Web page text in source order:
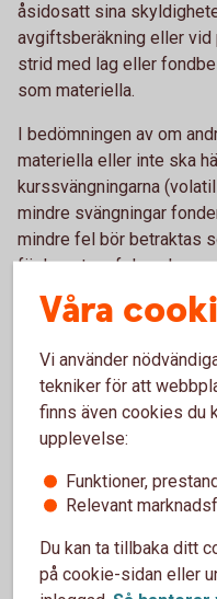
åsidosatt sina
avgiftsberäkning eller
strid med lag eller
som materiella.
I bedömningen av om
materiella eller inte ska
kurssvängningarna
mindre svängningar
mindre fel bör betraktas
för hur stora felen ska
från fondens
anges i fondens
aktiefond en högre
volatilitet än exempelvis
högre toleransnivå.
Våra
Vi använder
tekniker för att
finns även cookies du
upplevelse:
Funktioner,
Relevant
Du kan ta tillbaka ditt
på cookie-sidan eller